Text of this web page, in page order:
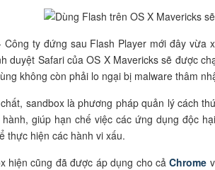
Công ty đứng sau Flash Player mới đây vừa
duyệt Safari của OS X Mavericks sẽ được
không còn phải lo ngại bị malware thâm
sandbox là phương pháp quản lý cách
hành, giúp hạn chế việc các ứng dụng độc
thực hiện các hành vi xấu.
hiện cũng đã được áp dụng cho cảChrome